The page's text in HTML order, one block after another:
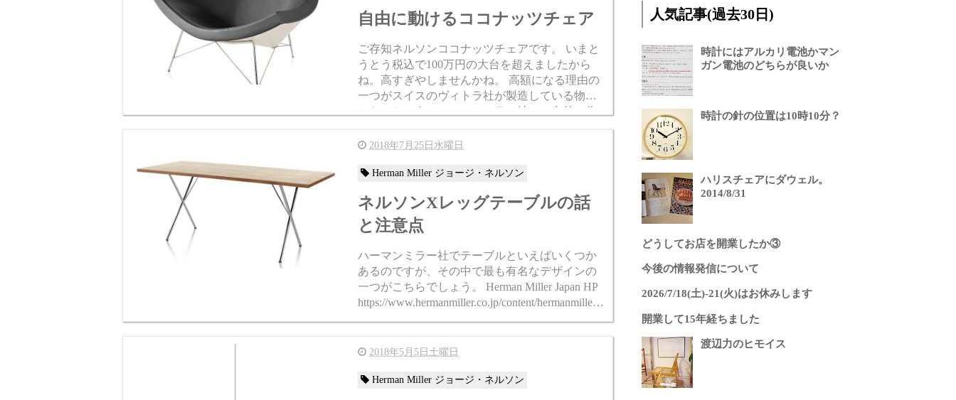
自由に動けるココナッツチェア
ご存知ネルソンココナッツチェアです。 いまと
うとう税込で100万円の大台を超えましたから
ね。高すぎやしませんかね。 高額になる理由の
一つがスイスのヴィトラ社が製造している物だ
からでしょう。ハーマンミラー社にて自前で作
っている物じゃないので高くつくのでしょう。
たぶん...
2018年7月25日水曜日
Herman Miller ジョージ・ネルソン
ネルソンXレッグテーブルの話
と注意点
ハーマンミラー社でテーブルといえばいくつか
あるのですが、その中で最も有名なデザインの
一つがこちらでしょう。 Herman Miller Japan HP
https://www.hermanmiller.co.jp/content/hermanmiller/a
2018年5月5日土曜日
Herman Miller ジョージ・ネルソン
人気記事(過去30日)
時計にはアルカリ電池かマン
ガン電池のどちらが良いか
時計の針の位置は10時10分？
ハリスチェアにダウェル。
2014/8/31
どうしてお店を開業したか③
今後の情報発信について
2026/7/18(土)-21(火)はお休みします
開業して15年経ちました
渡辺力のヒモイス